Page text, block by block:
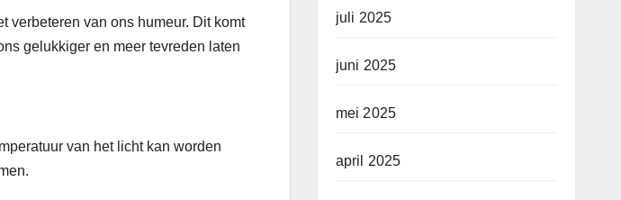
verbeteren van ons humeur. Dit komt
gelukkiger en meer tevreden laten
van het licht kan worden
juli 2025
juni 2025
mei 2025
april 2025